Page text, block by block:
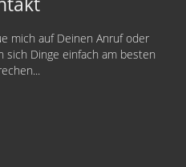
mich auf Deinen Anruf oder
sich Dinge einfach am besten